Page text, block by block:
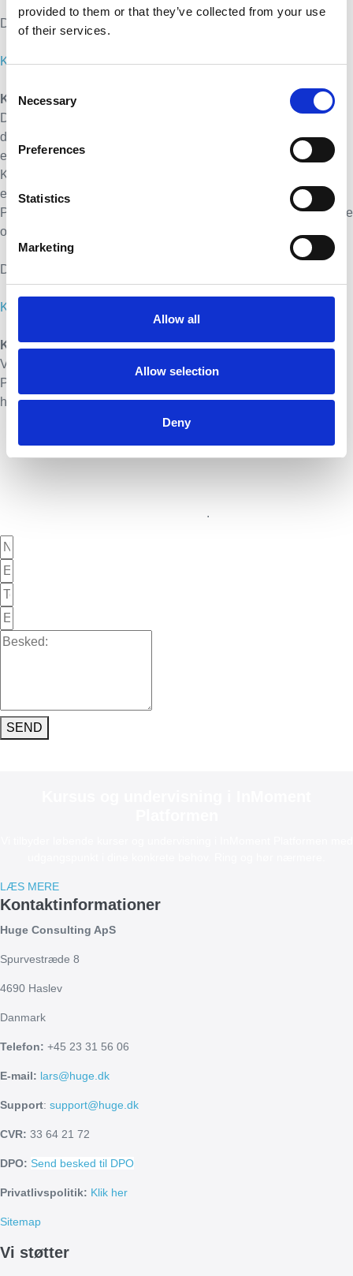
provided to them or that they’ve collected from your use
of their services.
Selection
Necessary
Preferences
Statistics
Marketing
Allow all
Allow selection
Deny
Dato: Ring eller skriv for nærmere information.
Klik her for at se den fulde kursusbeskrivelse
Kursus i spørgeskemaundersøgelser – Metode
Dine analyser bliver ikke bedre end de data, du indsamler via
dine spørgeskemaer – det at udarbejde selve spørgeskemaet
er desværre en af de faktorer, der ofte bliver taget for let på.
Kurset henvender sig både til nybegyndere, men også til mere
erfarne brugere, som ønsker at få “pudset” færdighederne af.
På kurset får du praktiske færdigheder i design af undersøgelse
og spørgeskemaer.
Dato: Ring eller skriv for nærmere information.
Klik her for at se den fulde kursusbeskrivelse
Kursus og undervisning i InMoment Platformen
Vi tilbyder løbende kurser og undervisning i InMoment
Platformen med udgangspunkt i dine konkrete behov. Ring og
hør nærmere.
Kontakt os i dag
.
SEND
LÆS MERE
Kontaktinformationer
Huge Consulting ApS
Spurvestræde 8
4690 Haslev
Danmark
Telefon: +45 23 31 56 06
E-mail: lars@huge.dk
Support: support@huge.dk
CVR: 33 64 21 72
DPO: Send besked til DPO
Privatlivspolitik: Klik her
Sitemap
Vi støtter